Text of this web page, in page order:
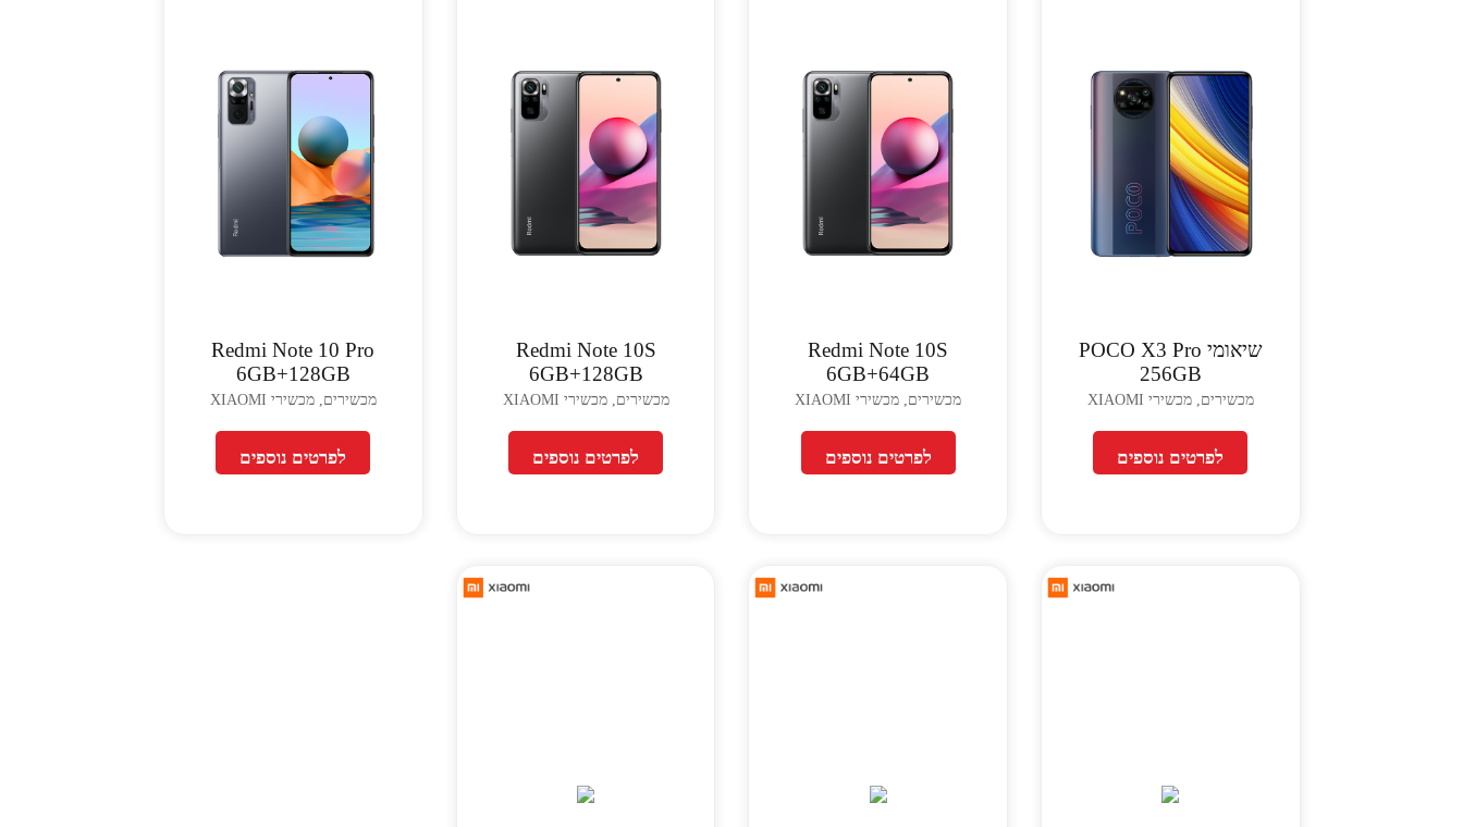
שיאומי POCO X3 Pro
256GB
מכשירים, מכשירי XIAOMI
לפרטים נוספים
Redmi Note 10S
6GB+64GB
מכשירים, מכשירי XIAOMI
לפרטים נוספים
Redmi Note 10S
6GB+128GB
מכשירים, מכשירי XIAOMI
לפרטים נוספים
Redmi Note 10 Pro
6GB+128GB
מכשירים, מכשירי XIAOMI
לפרטים נוספים